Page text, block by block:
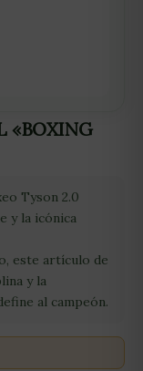
«BOXING
Tyson 2.0
y la icónica
este artículo de
y la
al campeón.